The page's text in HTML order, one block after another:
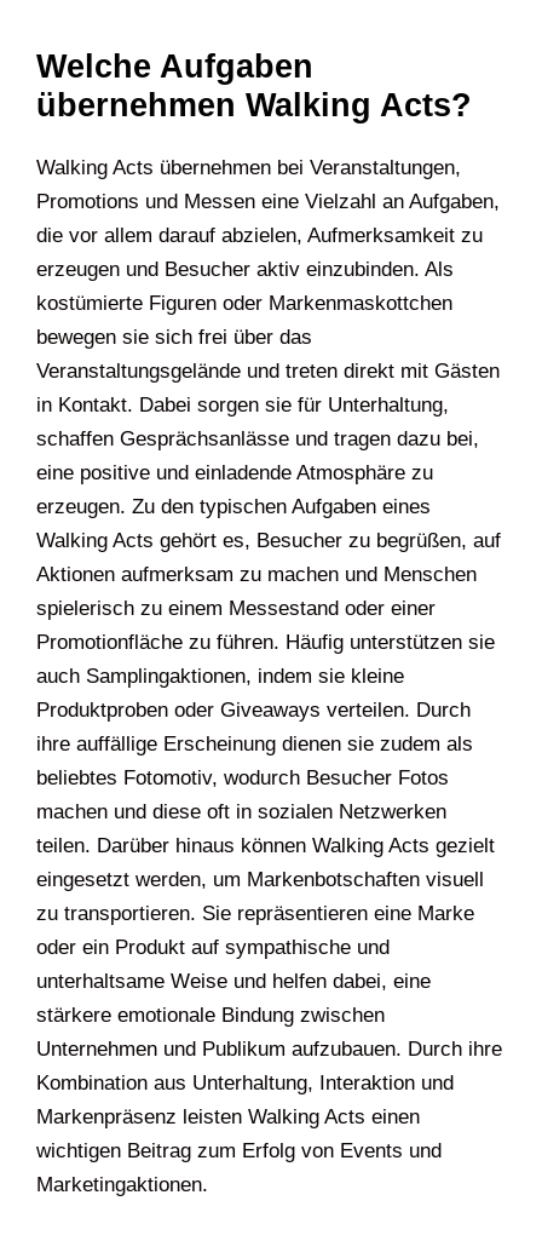
Welche Aufgaben
übernehmen Walking Acts?
Walking Acts übernehmen bei Veranstaltungen,
Promotions und Messen eine Vielzahl an Aufgaben,
die vor allem darauf abzielen, Aufmerksamkeit zu
erzeugen und Besucher aktiv einzubinden. Als
kostümierte Figuren oder Markenmaskottchen
bewegen sie sich frei über das
Veranstaltungsgelände und treten direkt mit Gästen
in Kontakt. Dabei sorgen sie für Unterhaltung,
schaffen Gesprächsanlässe und tragen dazu bei,
eine positive und einladende Atmosphäre zu
erzeugen. Zu den typischen Aufgaben eines
Walking Acts gehört es, Besucher zu begrüßen, auf
Aktionen aufmerksam zu machen und Menschen
spielerisch zu einem Messestand oder einer
Promotionfläche zu führen. Häufig unterstützen sie
auch Samplingaktionen, indem sie kleine
Produktproben oder Giveaways verteilen. Durch
ihre auffällige Erscheinung dienen sie zudem als
beliebtes Fotomotiv, wodurch Besucher Fotos
machen und diese oft in sozialen Netzwerken
teilen. Darüber hinaus können Walking Acts gezielt
eingesetzt werden, um Markenbotschaften visuell
zu transportieren. Sie repräsentieren eine Marke
oder ein Produkt auf sympathische und
unterhaltsame Weise und helfen dabei, eine
stärkere emotionale Bindung zwischen
Unternehmen und Publikum aufzubauen. Durch ihre
Kombination aus Unterhaltung, Interaktion und
Markenpräsenz leisten Walking Acts einen
wichtigen Beitrag zum Erfolg von Events und
Marketingaktionen.